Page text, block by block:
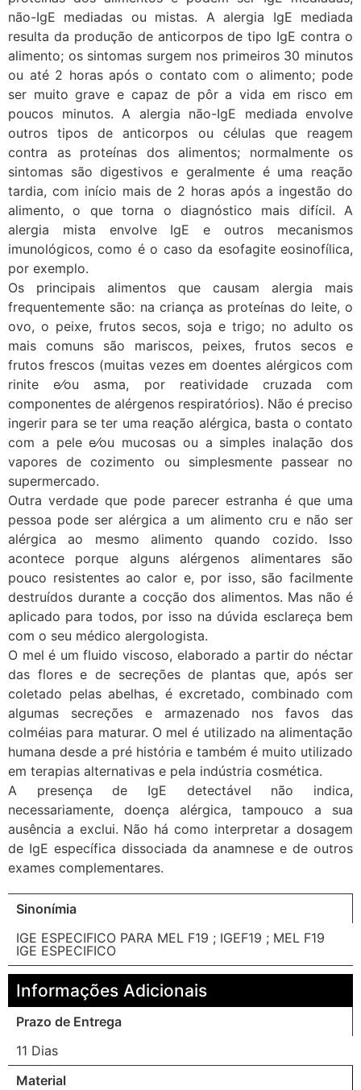
não-IgE mediadas ou mistas. A alergia IgE mediada
resulta da produção de anticorpos de tipo IgE contra o
alimento; os sintomas surgem nos primeiros 30 minutos
ou até 2 horas após o contato com o alimento; pode
ser muito grave e capaz de pôr a vida em risco em
poucos minutos. A alergia não-IgE mediada envolve
outros tipos de anticorpos ou células que reagem
contra as proteínas dos alimentos; normalmente os
sintomas são digestivos e geralmente é uma reação
tardia, com início mais de 2 horas após a ingestão do
alimento, o que torna o diagnóstico mais difícil. A
alergia mista envolve IgE e outros mecanismos
imunológicos, como é o caso da esofagite eosinofílica,
por exemplo.
Os principais alimentos que causam alergia mais
frequentemente são: na criança as proteínas do leite, o
ovo, o peixe, frutos secos, soja e trigo; no adulto os
mais comuns são mariscos, peixes, frutos secos e
frutos frescos (muitas vezes em doentes alérgicos com
rinite e⁄ou asma, por reatividade cruzada com
componentes de alérgenos respiratórios). Não é preciso
ingerir para se ter uma reação alérgica, basta o contato
com a pele e⁄ou mucosas ou a simples inalação dos
vapores de cozimento ou simplesmente passear no
supermercado.
Outra verdade que pode parecer estranha é que uma
pessoa pode ser alérgica a um alimento cru e não ser
alérgica ao mesmo alimento quando cozido. Isso
acontece porque alguns alérgenos alimentares são
pouco resistentes ao calor e, por isso, são facilmente
destruídos durante a cocção dos alimentos. Mas não é
aplicado para todos, por isso na dúvida esclareça bem
com o seu médico alergologista.
O mel é um fluido viscoso, elaborado a partir do néctar
das flores e de secreções de plantas que, após ser
coletado pelas abelhas, é excretado, combinado com
algumas secreções e armazenado nos favos das
colméias para maturar. O mel é utilizado na alimentação
humana desde a pré história e também é muito utilizado
em terapias alternativas e pela indústria cosmética.
A presença de IgE detectável não indica,
necessariamente, doença alérgica, tampouco a sua
ausência a exclui. Não há como interpretar a dosagem
de IgE específica dissociada da anamnese e de outros
exames complementares.
Sinonímia
IGE ESPECIFICO PARA MEL F19 ; IGEF19 ; MEL F19
IGE ESPECIFICO
Informações Adicionais
Prazo de Entrega
11 Dias
Material